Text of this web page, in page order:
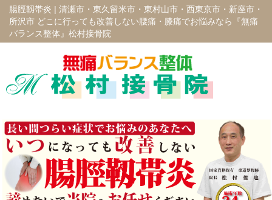
腸脛靱帯炎 | 清瀬市・東久留米市・東村山市・西東京市・新座市・
所沢市 どこに行っても改善しない腰痛・膝痛でお悩みなら『無痛
バランス整体』松村接骨院